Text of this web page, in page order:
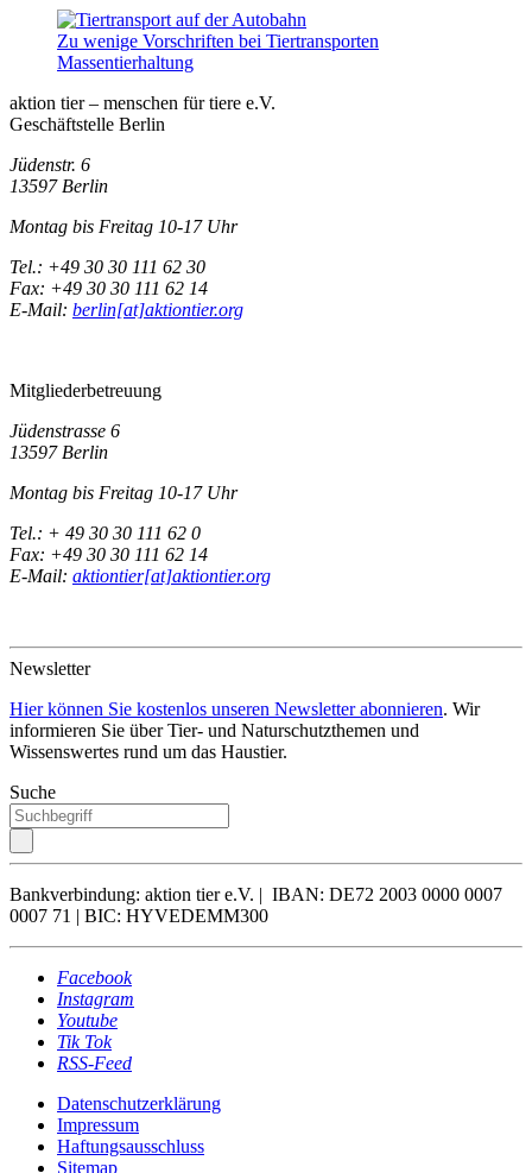
Zu wenige Vorschriften bei Tiertransporten
Massentierhaltung
aktion tier – menschen für tiere e.V.
Geschäftstelle Berlin
Jüdenstr. 6
13597 Berlin
Montag bis Freitag 10-17 Uhr
Tel.: +49 30 30 111 62 30
Fax: +49 30 30 111 62 14
E-Mail: berlin[at]aktiontier.org
Mitgliederbetreuung
Jüdenstrasse 6
13597 Berlin
Montag bis Freitag 10-17 Uhr
Tel.: + 49 30 30 111 62 0
Fax: +49 30 30 111 62 14
E-Mail: aktiontier[at]aktiontier.org
Newsletter
Hier können Sie kostenlos unseren Newsletter abonnieren. Wir
informieren Sie über Tier- und Naturschutzthemen und
Wissenswertes rund um das Haustier.
Suche
Bankverbindung: aktion tier e.V. | IBAN: DE72 2003 0000 0007
0007 71 | BIC: HYVEDEMM300
Facebook
Instagram
Youtube
Tik Tok
RSS-Feed
Datenschutzerklärung
Impressum
Haftungsausschluss
Sitemap